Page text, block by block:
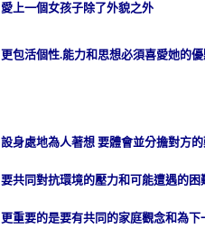
愛上一個女孩子除了外貌之外
更包活個性.能力和思想必須喜愛她的
設身處地為人著想 要體會並分擔對方
要共同對抗環境的壓力和可能遭遇的困
更重要的是要有共同的家庭觀念和為下